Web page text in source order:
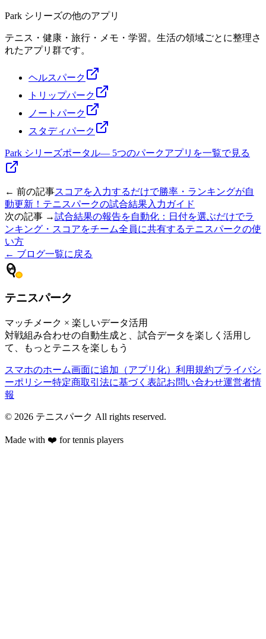
Park シリーズの他のアプリ
テニス・健康・旅行・メモ・学習。生活の領域ごとに整理さ
れたアプリ群です。
ヘルスパーク
トリップパーク
ノートパーク
スタディパーク
Park シリーズポータル— 5つのパークアプリを一覧で見る
← 前の記事スコアを入力するだけで勝率・ランキングが自
動更新！テニスパークの試合結果入力ガイド
次の記事 →試合結果の報告を自動化：日付を選ぶだけでラ
ンキング・スコアをチーム全員に共有するテニスパークの使
い方
← ブログ一覧に戻る
テニスパーク
マッチメーク × 楽しいデータ活用
対戦組み合わせの自動生成と、試合データを楽しく活用し
て、もっとテニスを楽しもう
スマホのホーム画面に追加（アプリ化） 利用規約プライバシ
ーポリシー特定商取引法に基づく表記お問い合わせ運営者情
報
© 2026 テニスパーク All rights reserved.
Made with ❤️ for tennis players